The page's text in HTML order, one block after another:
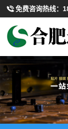
免费咨询热线：